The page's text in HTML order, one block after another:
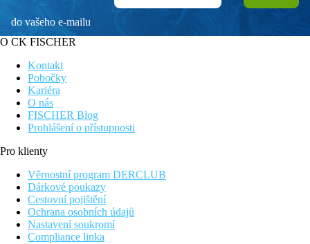
do vašeho e-mailu
O CK FISCHER
Kontakt
Pobočky
Kariéra
O nás
FISCHER Blog
Prohlášení o přístupnosti
Pro klienty
Věrnostní program DERCLUB
Dárkové poukazy
Cestovní pojištění
Ochrana osobních údajů
Nastavení soukromí
Compliance linka